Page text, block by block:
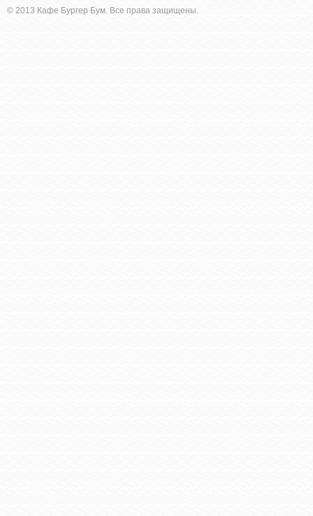
© 2013 Кафе Бургер Бум. Все права защищены.